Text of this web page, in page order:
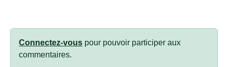
Connectez-vous pour pouvoir participer aux
commentaires.